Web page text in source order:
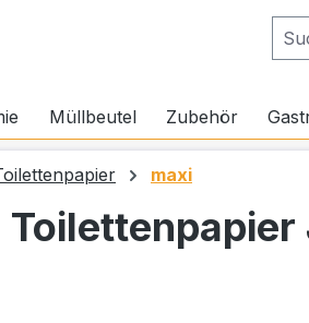
Müllbeutel Zubehör
maxi